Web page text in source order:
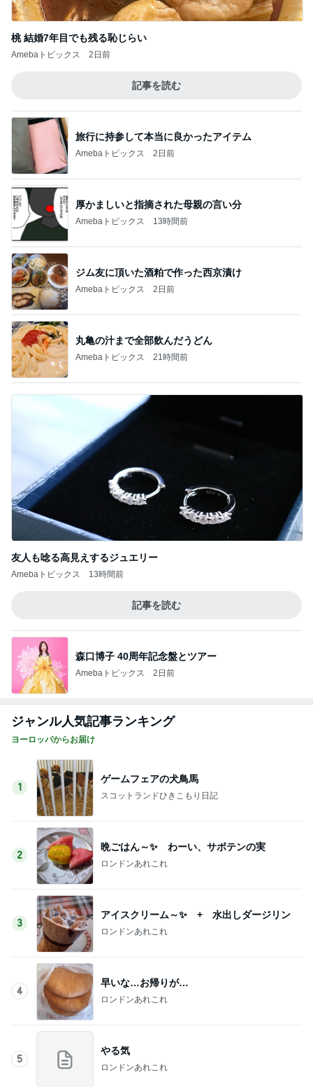
桃 結婚7年目でも残る恥じらい
Amebaトピックス 2日前
記事を読む
旅行に持参して本当に良かったアイテム
Amebaトピックス 2日前
厚かましいと指摘された母親の言い分
Amebaトピックス 13時間前
ジム友に頂いた酒粕で作った西京漬け
Amebaトピックス 2日前
丸亀の汁まで全部飲んだうどん
Amebaトピックス 21時間前
友人も唸る高見えするジュエリー
Amebaトピックス 13時間前
記事を読む
森口博子 40周年記念盤とツアー
Amebaトピックス 2日前
ジャンル人気記事ランキング
ヨーロッパからお届け
1
ゲームフェアの犬鳥馬
スコットランドひきこもり日記
2
晩ごはん～✨ わーい、サボテンの実
ロンドンあれこれ
3
アイスクリーム～✨ + 水出しダージリン
ロンドンあれこれ
4
早いな…お帰りが…
ロンドンあれこれ
5
やる気
ロンドンあれこれ